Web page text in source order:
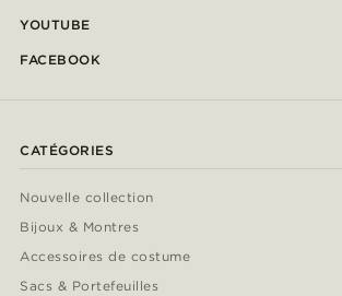
YOUTUBE
FACEBOOK
CATÉGORIES
Nouvelle collection
Bijoux & Montres
Accessoires de costume
Sacs & Portefeuilles